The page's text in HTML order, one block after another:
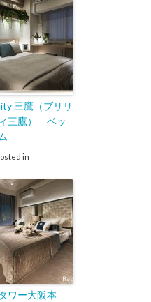
三鷹（ブリリ
三鷹） ベッ
in
ワー大阪本